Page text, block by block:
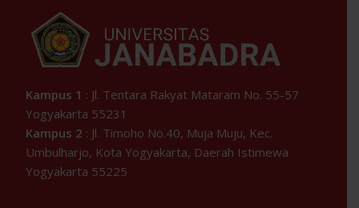
Kampus 1 : Jl. Tentara Rakyat Mataram No. 55-57
Yogyakarta 55231
Kampus 2 : Jl. Timoho No.40, Muja Muju, Kec.
Umbulharjo, Kota Yogyakarta, Daerah Istimewa
Yogyakarta 55225